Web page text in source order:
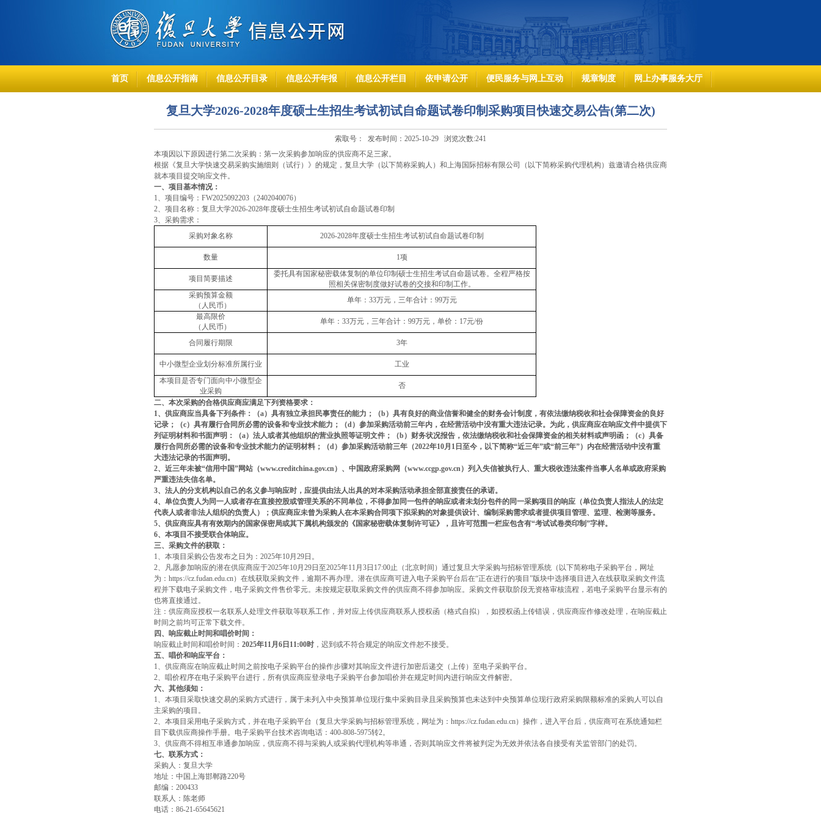
首页 信息公开指南 信息公开目录 信息公开年报 信息公开栏目 依申请公开 便民服务与网上互动 规章制度 网上办事服务大厅
复旦大学2026-2028年度硕士生招生考试初试自命题试卷印制采购项目快速交易公告(第二次)
索取号： 发布时间：2025-10-29 浏览次数:241
本项因以下原因进行第二次采购：第一次采购参加响应的供应商不足三家。
根据《复旦大学快速交易采购实施细则
（试行） 》的规定， 复旦大学（以下简称采购人）和上海国际招标有限公司（以下简称采购代理机构）兹邀请合格供应商
就本项目提交响应文件。
一、项目基本情况：
1、项目编号： FW2025092203 （2402040076）
2、项目名称：复旦大学2026-2028年度硕士生招生考试初试自命题试卷印制
3、采购需求：
采购对象名称
2026-2028年度硕士生招生考试初试自命题试卷印制
数量 1项
项目简要描述
委托具有国家秘密载体复制的单位印制硕士生招生考试自命题试卷。全程严格按
照相关保密制度做好试卷的交接和印制工作。
采购预算金额
（人民币）
单年： 33万元，三年合计： 99万元
最高限价
（人民币）
单年： 33万元，三年合计： 99万元，单价： 17元/份
合同履行期限 3年
中小微型企业划分标准所属行业
工业
本项目是否专门面向中小微型企
业采购
否
二、本次采购的合格供应商应满足下列资格要求：
1、供应商应当具备下列条件：（a）具有独立承担民事责任的能力；（b）具有良好的商业信誉和健全的财务会计制度，有依法缴纳税收和社会保障资金的良好
记录；（c）具有履行合同所必需的设备和专业技术能力；（d）参加采购活动前三年内，在经营活动中没有重大违法记录。为此，供应商应在响应文件中提供下
列证明材料和书面声明：（a）法人或者其他组织的营业执照等证明文件；（b）财务状况报告，依法缴纳税收和社会保障资金的相关材料或声明函；（c）具备
履行合同所必需的设备和专业技术能力的证明材料；（d）参加采购活动前三年（2022年10月 1 日至今，以下简称“近三年”或“前三年”）内在经营活动中没有重
大违法记录的书面声明。
2、近三年未被“信用中国”网站（www.creditchina.gov.cn）、中国政府采购网（www.ccgp.gov.cn）列入失信被执行人、重大税收违法案件当事人名单或政府采购
严重违法失信名单。
3、法人的分支机构以自己的名义参与响应时，应提供由法人出具的对本采购活动承担全部直接责任的承诺。
4、单位负责人为同一人或者存在直接控股或管理关系的不同单位，不得参加同一包件的响应或者未划分包件的同一采购项目的响应（单位负责人指法人的法定
代表人或者非法人组织的负责人）；供应商应未曾为采购人在本采购合同项下拟采购的对象提供设计、编制采购需求或者提供项目管理、监理、检测等服务。
5、供应商应具有有效期内的国家保密局或其下属机构颁发的《国家秘密载体复制许可证》，且许可范围一栏应包含有“考试试卷类印制”字样。
6、本项目不接受联合体响应。
三、采购文件的获取：
1、本项目采购公告发布之日为： 2025年10月 29日。
2、凡愿参加响应的潜在供应商应于2025年10月 29日至2025年11 月 3日 17:00止（北京时间）通过复旦大学采购与招标管理系统（以下简称电子采购平台，网址
为： https://cz.fudan.edu.cn）在线获取采购文件，逾期不再办理。潜在供应商可进入电子采购平台后在“正在进行的项目 ”版块中选择项目进入在线获取采购文件流
程并下载电子采购文件，电子采购文件售价零元。未按规定获取采购文件的供应商不得参加响应。 采购文件获取阶段无资格审核流程，若电子采购平台显示有的
也将直接通过。
注：供应商应授权一名联系人处理文件获取等联系工作，并对应上传供应商联系人授权函（格式自拟），如授权函上传错误，供应商应作修改处理，在响应截止
时间之前均可正常下载文件。
四、响应截止时间和唱价时间：
响应截止时间和唱价时间： 2025年11月 6 日 11:00时 ，迟到或不符合规定的响应文件恕不接受。
五、唱价和响应平台：
1、供应商应在响应截止时间之前按电子采购平台的操作步骤对其响应文件进行加密后递交（上传）至电子采购平台。
2、唱价程序在电子采购平台进行，所有供应商应登录电子采购平台参加唱价并在规定时间内进行响应文件解密。
六、其他须知：
1、本项目采取快速交易的采购方式进行，属于未列入中央预算单位现行集中采购目录且采购预算也未达到中央预算单位现行政府采购限额标准的采购人可以自
主采购的项目。
2、本项目采用电子采购方式，并在电子采购平台（复旦大学采购与招标管理系统，网址为： https://cz.fudan.edu.cn）操作，进入平台后，供应商可在系统通知栏
目下载供应商操作手册。电子采购平台技术咨询电话： 400-808-5975转2。
3、供应商不得相互串通参加响应，供应商不得与采购人或采购代理机构等串通，否则其响应文件将被判定为无效并依法各自接受有关监管部门的处罚。
七、联系方式：
采购人：复旦大学
地址：中国上海邯郸路220号
邮编： 200433
联系人：陈老师
电话： 86-21-65645621